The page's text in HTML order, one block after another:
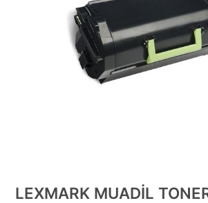
LEXMARK MUADİL